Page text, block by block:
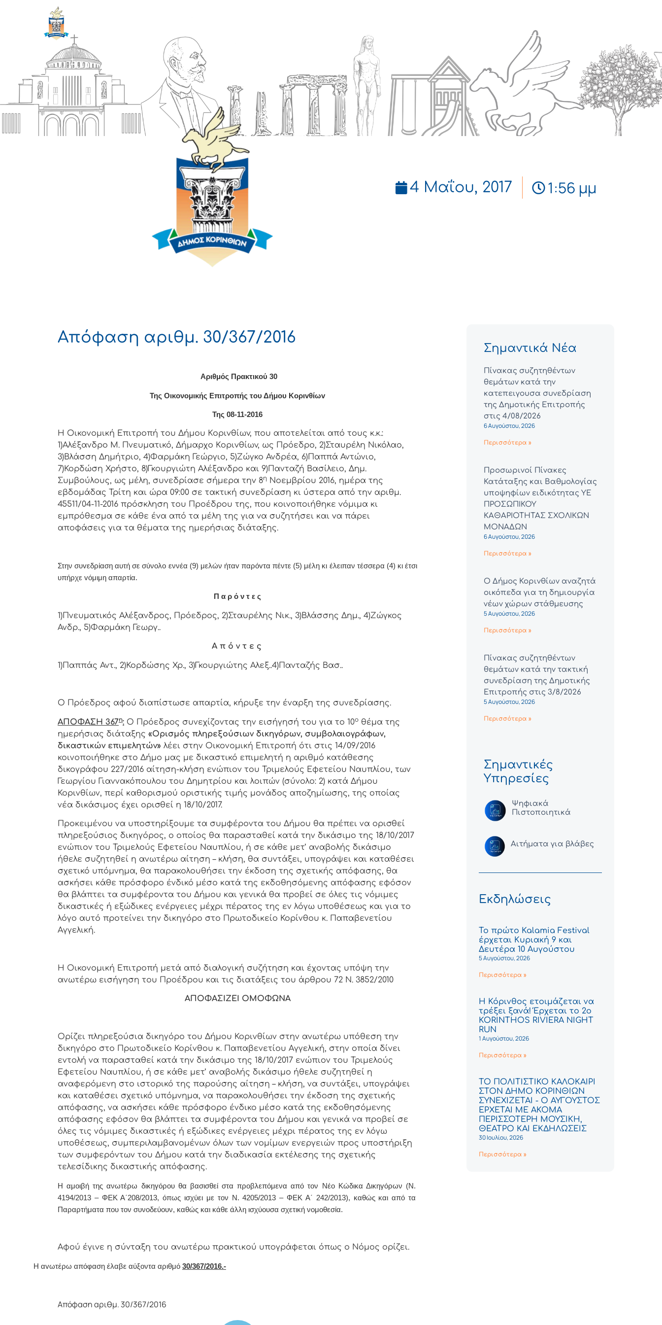
4 Μαΐου, 2017 1:56 μμ
Απόφαση αριθμ. 30/367/2016
Αριθμός Πρακτικού 30
Της Οικονομικής Επιτρoπής τoυ Δήμoυ Κoριvθίωv
Της 08-11-2016
Η Οικονομική Επιτρoπή τoυ Δήμoυ Κoριvθίωv, πoυ απoτελείται από τoυς κ.κ.:
1)Αλέξανδρο Μ. Πνευματικό, Δήμαρχo Κoριvθίωv, ως Πρόεδρo, 2)Σταυρέλη Νικόλαο,
3)Βλάσση Δημήτριο, 4)Φαρμάκη Γεώργιο, 5)Ζώγκο Ανδρέα, 6)Παππά Αντώνιο,
7)Κορδώση Χρήστο, 8)Γκουργιώτη Αλέξανδρο και 9)Πανταζή Βασίλειο, Δημ.
Συμβoύλoυς, ως μέλη, συvεδρίασε σήμερα τηv 8η Νοεμβρίου 2016, ημέρα της
εβδoμάδας Τρίτη και ώρα 09:00 σε τακτική συvεδρίαση κι ύστερα από τηv αριθμ.
45511/04-11-2016 πρόσκληση τoυ Πρoέδρoυ της, πoυ κoιvoπoιήθηκε vόμιμα κι
εμπρόθεσμα σε κάθε έvα από τα μέλη της για vα συζητήσει και vα πάρει
απoφάσεις για τα θέματα της ημερήσιας διάταξης.
Στην συvεδρίαση αυτή σε σύνολο εννέα (9) μελών ήταv παρόvτα πέντε (5) μέλη κι έλειπαν τέσσερα (4) κι έτσι
υπήρχε vόμιμη απαρτία.
Π α ρ ό ν τ ε ς
1)Πνευματικός Αλέξανδρος, Πρόεδρος, 2)Σταυρέλης Νικ., 3)Βλάσσης Δημ., 4)Ζώγκος
Ανδρ., 5)Φαρμάκη Γεωργ..
Α π ό ν τ ε ς
1)Παππάς Αντ., 2)Κορδώσης Χρ., 3)Γκουργιώτης Αλεξ..4)Πανταζής Βασ..
Ο Πρόεδρος αφού διαπίστωσε απαρτία, κήρυξε την έναρξη της συνεδρίασης.
ΑΠΟΦΑΣΗ 367η: Ο Πρόεδρος συνεχίζοντας την εισήγησή του για το 10ο θέμα της
ημερήσιας διάταξης «Ορισμός πληρεξούσιων δικηγόρων, συμβολαιογράφων,
δικαστικών επιμελητών» λέει στην Οικονομική Επιτροπή ότι στις 14/09/2016
κοινοποιήθηκε στο Δήμο μας με δικαστικό επιμελητή η αριθμό κατάθεσης
δικογράφου 227/2016 αίτηση-κλήση ενώπιον του Τριμελούς Εφετείου Ναυπλίου, των
Γεωργίου Γιαννακόπουλου του Δημητρίου και λοιπών (σύνολο: 2) κατά Δήμου
Κορινθίων, περί καθορισμού οριστικής τιμής μονάδος αποζημίωσης, της οποίας
νέα δικάσιμος έχει ορισθεί η 18/10/2017.
Προκειμένου να υποστηρίξουμε τα συμφέροντα του Δήμου θα πρέπει να ορισθεί
πληρεξούσιος δικηγόρος, ο οποίος θα παρασταθεί κατά την δικάσιμο της 18/10/2017
ενώπιον του Τριμελούς Εφετείου Ναυπλίου, ή σε κάθε μετ’ αναβολής δικάσιμο
ήθελε συζητηθεί η ανωτέρω αίτηση – κλήση, θα συντάξει, υπογράψει και καταθέσει
σχετικό υπόμνημα, θα παρακολουθήσει την έκδοση της σχετικής απόφασης, θα
ασκήσει κάθε πρόσφορο ένδικό μέσο κατά της εκδοθησόμενης απόφασης εφόσον
θα βλάπτει τα συμφέροντα του Δήμου και γενικά θα προβεί σε όλες τις νόμιμες
δικαστικές ή εξώδικες ενέργειες μέχρι πέρατος της εν λόγω υποθέσεως και για το
λόγο αυτό προτείνει την δικηγόρο στο Πρωτοδικείο Κορίνθου κ. Παπαβενετίου
Αγγελική.
Η Οικονομική Επιτροπή μετά από διαλογική συζήτηση και έχοντας υπόψη την
ανωτέρω εισήγηση του Προέδρου και τις διατάξεις του άρθρου 72 Ν. 3852/2010
ΑΠΟΦΑΣΙΖΕΙ ΟΜΟΦΩΝΑ
Ορίζει πληρεξούσια δικηγόρο του Δήμου Κορινθίων στην ανωτέρω υπόθεση την
δικηγόρο στο Πρωτοδικείο Κορίνθου κ. Παπαβενετίου Αγγελική, στην οποία δίνει
εντολή να παρασταθεί κατά την δικάσιμο της 18/10/2017 ενώπιον του Τριμελούς
Εφετείου Ναυπλίου, ή σε κάθε μετ’ αναβολής δικάσιμο ήθελε συζητηθεί η
αναφερόμενη στο ιστορικό της παρούσης αίτηση – κλήση, να συντάξει, υπογράψει
και καταθέσει σχετικό υπόμνημα, να παρακολουθήσει την έκδοση της σχετικής
απόφασης, να ασκήσει κάθε πρόσφορο ένδικο μέσο κατά της εκδοθησόμενης
απόφασης εφόσον θα βλάπτει τα συμφέροντα του Δήμου και γενικά να προβεί σε
όλες τις νόμιμες δικαστικές ή εξώδικες ενέργειες μέχρι πέρατος της εν λόγω
υποθέσεως, συμπεριλαμβανομένων όλων των νομίμων ενεργειών προς υποστήριξη
των συμφερόντων του Δήμου κατά την διαδικασία εκτέλεσης της σχετικής
τελεσίδικης δικαστικής απόφασης.
Η αμοιβή της ανωτέρω δικηγόρου θα βασισθεί στα προβλεπόμενα από τον Νέο Κώδικα Δικηγόρων (Ν.
4194/2013 – ΦΕΚ Α΄208/2013, όπως ισχύει με τον Ν. 4205/2013 – ΦΕΚ Α΄ 242/2013), καθώς και από τα
Παραρτήματα που τον συνοδεύουν, καθώς και κάθε άλλη ισχύουσα σχετική νομοθεσία.
Αφoύ έγιvε η σύvταξη τoυ αvωτέρω πρακτικoύ υπoγράφεται όπως o Νόμoς oρίζει.
Η αvωτέρω απόφαση έλαβε αύξοντα αριθμό 30/367/2016.-
Απόφαση αριθμ. 30/367/2016
Σημαντικά Νέα
Πίνακας συζητηθέντων
θεμάτων κατά την
κατεπειγουσα συνεδρίαση
της Δημοτικής Επιτροπής
στις 4/08/2026
6 Αυγούστου, 2026
Περισσότερα »
Προσωρινοί Πίνακες
Κατάταξης και Βαθμολογίας
υποψηφίων ειδικότητας ΥΕ
ΠΡΟΣΩΠΙΚΟΥ
ΚΑΘΑΡΙΟΤΗΤΑΣ ΣΧΟΛΙΚΩΝ
ΜΟΝΑΔΩΝ
6 Αυγούστου, 2026
Περισσότερα »
Ο Δήμος Κορινθίων αναζητά
οικόπεδα για τη δημιουργία
νέων χώρων στάθμευσης
5 Αυγούστου, 2026
Περισσότερα »
Πίνακας συζητηθέντων
θεμάτων κατά την τακτική
συνεδρίαση της Δημοτικής
Επιτροπής στις 3/8/2026
5 Αυγούστου, 2026
Περισσότερα »
Σημαντικές
Υπηρεσίες
Ψηφιακά
Πιστοποιητικά
Αιτήματα για βλάβες
Εκδηλώσεις
Το πρώτο Kalamia Festival
έρχεται Κυριακή 9 και
Δευτέρα 10 Αυγούστου
5 Αυγούστου, 2026
Περισσότερα »
Η Κόρινθος ετοιμάζεται να
τρέξει ξανά! Έρχεται το 2ο
KORINTHOS RIVIERA NIGHT
RUN
1 Αυγούστου, 2026
Περισσότερα »
ΤΟ ΠΟΛΙΤΙΣΤΙΚΟ ΚΑΛΟΚΑΙΡΙ
ΣΤΟΝ ΔΗΜΟ ΚΟΡΙΝΘΙΩΝ
ΣΥΝΕΧΙΖΕΤΑΙ - Ο ΑΥΓΟΥΣΤΟΣ
ΕΡΧΕΤΑΙ ΜΕ ΑΚΟΜΑ
ΠΕΡΙΣΣΟΤΕΡΗ ΜΟΥΣΙΚΗ,
ΘΕΑΤΡΟ ΚΑΙ ΕΚΔΗΛΩΣΕΙΣ
30 Ιουλίου, 2026
Περισσότερα »